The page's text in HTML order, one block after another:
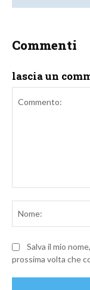
Commenti
lascia un
Salva il mio
prossima volta che